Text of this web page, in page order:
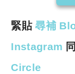
緊貼 尋補
Instagram 同
Circle